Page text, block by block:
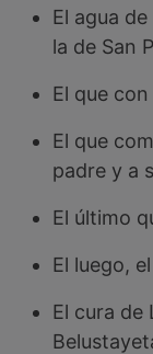
El agua
la de San
El que
El que
padre y a
El último
El luego,
El cura de